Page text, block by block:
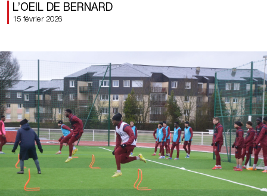
L’OEIL DE BERNARD
15 février 2026